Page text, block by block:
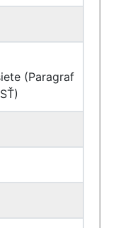
(Paragraf